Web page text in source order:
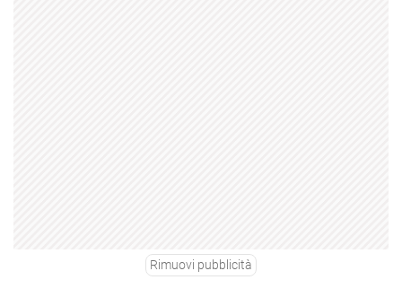
Rimuovi pubblicità